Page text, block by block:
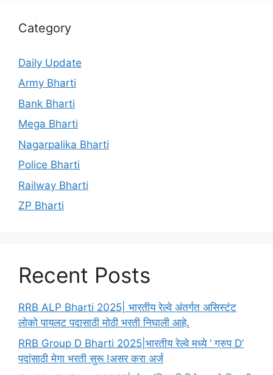
Category
Daily Update
Army Bharti
Bank Bharti
Mega Bharti
Nagarpalika Bharti
Police Bharti
Railway Bharti
ZP Bharti
Recent Posts
RRB ALP Bharti 2025| भारतीय रेल्वे अंतर्गत असिस्टंट
लोको पायलट पदासाठी मोठी भरती निघाली आहे.
RRB Group D Bharti 2025|भारतीय रेल्वे मध्ये ‘ ग्रुप D’
पदांसाठी मेगा भरती सुरू !असर करा अर्ज